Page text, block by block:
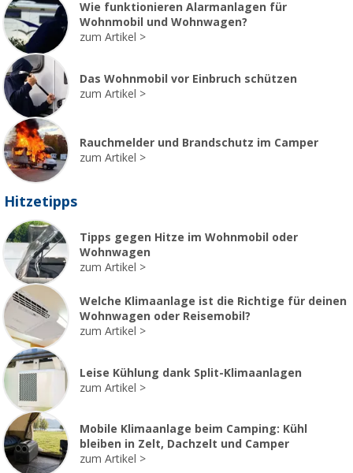
Wie funktionieren Alarmanlagen für
Wohnmobil und Wohnwagen?
zum Artikel
Das Wohnmobil vor Einbruch schützen
zum Artikel
Rauchmelder und Brandschutz im Camper
zum Artikel
Hitzetipps
Tipps gegen Hitze im Wohnmobil oder
Wohnwagen
zum Artikel
Welche Klimaanlage ist die Richtige für deinen
Wohnwagen oder Reisemobil?
zum Artikel
Leise Kühlung dank Split-Klimaanlagen
zum Artikel
Mobile Klimaanlage beim Camping: Kühl
bleiben in Zelt, Dachzelt und Camper
zum Artikel